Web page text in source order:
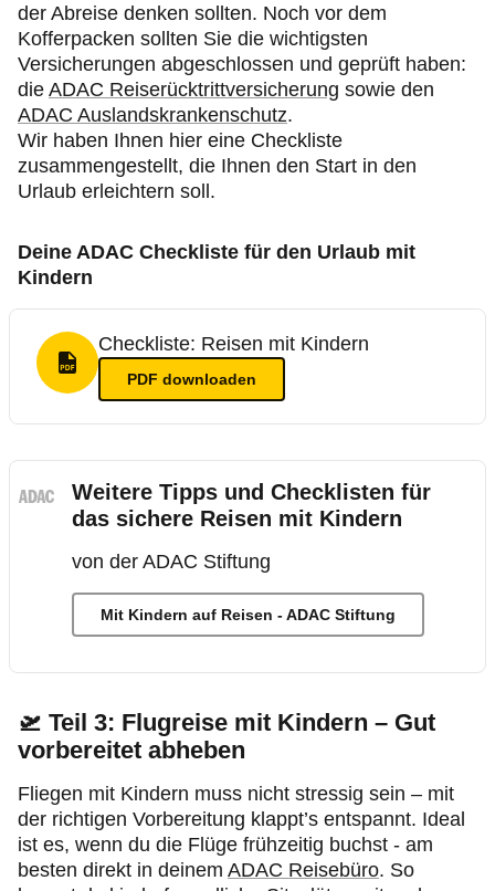
der Abreise denken sollten. Noch vor dem
Kofferpacken sollten Sie die wichtigsten
Versicherungen abgeschlossen und geprüft haben:
die ADAC Reiserücktrittversicherung sowie den
ADAC Auslandskrankenschutz.
Wir haben Ihnen hier eine Checkliste
zusammengestellt, die Ihnen den Start in den
Urlaub erleichtern soll.
Deine ADAC Checkliste für den Urlaub mit
Kindern
PDF Format
Checkliste: Reisen mit Kindern
PDF downloaden
Weitere Tipps und Checklisten für
das sichere Reisen mit Kindern
von der ADAC Stiftung
Mit Kindern auf Reisen - ADAC Stiftung
🛫 Teil 3: Flugreise mit Kindern – Gut
vorbereitet abheben
Fliegen mit Kindern muss nicht stressig sein – mit
der richtigen Vorbereitung klappt’s entspannt. Ideal
ist es, wenn du die Flüge frühzeitig buchst - am
besten direkt in deinem ADAC Reisebüro. So